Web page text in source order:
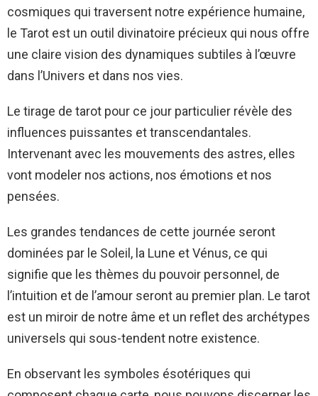
cosmiques qui traversent notre expérience humaine,
le Tarot est un outil divinatoire précieux qui nous offre
une claire vision des dynamiques subtiles à l’œuvre
dans l’Univers et dans nos vies.
Le tirage de tarot pour ce jour particulier révèle des
influences puissantes et transcendantales.
Intervenant avec les mouvements des astres, elles
vont modeler nos actions, nos émotions et nos
pensées.
Les grandes tendances de cette journée seront
dominées par le Soleil, la Lune et Vénus, ce qui
signifie que les thèmes du pouvoir personnel, de
l’intuition et de l’amour seront au premier plan. Le tarot
est un miroir de notre âme et un reflet des archétypes
universels qui sous-tendent notre existence.
En observant les symboles ésotériques qui